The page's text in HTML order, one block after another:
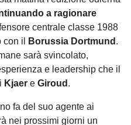
a ragionare
centrale classe 1988
il
Borussia Dortmund .
sarà svincolato,
e leadership che il
Kjaer e Giroud .
fa del suo agente ai
nei prossimi giorni un